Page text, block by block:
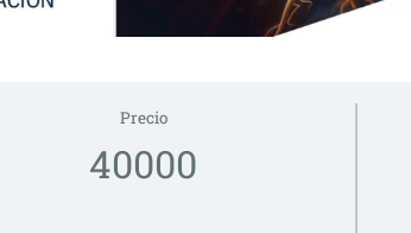
Precio
40000